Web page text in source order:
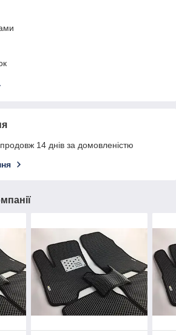
14 днів за домовленістю